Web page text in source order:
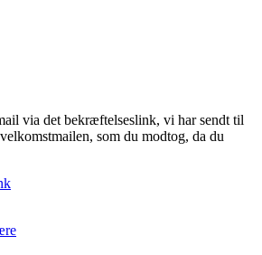
via det bekræftelseslink, vi har sendt til
som du modtog, da du